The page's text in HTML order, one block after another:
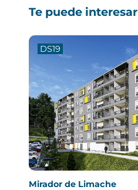
Te puede interesar
DS19
Mirador de Limache